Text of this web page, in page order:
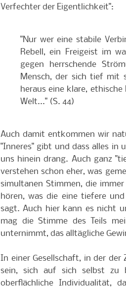
Verfechter der Eigentlichkeit":
"Nur wer eine stabile
Rebell, ein Freigeist im
gegen herrschende
Mensch, der sich tief mit
heraus eine klare,
Welt..." (S. 44)
Auch damit entkommen wir
"Inneres" gibt und dass alles in
uns hinein drang. Auch ganz
verstehen schon eher, was
simultanen Stimmen, die
hören, was die eine tiefere
sagt. Auch hier kann es nicht
mag die Stimme des Teils
unternimmt, das alltägliche
In einer Gesellschaft, in der
sein, sich auf sich selbst zu
oberflächliche Individualität,